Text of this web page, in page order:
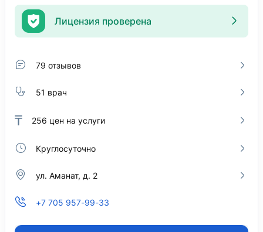
Лицензия проверена
79 отзывов
51 врач
₸ 256 цен на услуги
Круглосуточно
ул. Аманат, д. 2
+7 705 957-99-33